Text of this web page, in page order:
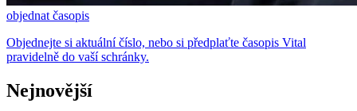
objednat časopis
Objednejte si aktuální číslo, nebo si předplaťte časopis Vital
pravidelně do vaší schránky.
Nejnovější